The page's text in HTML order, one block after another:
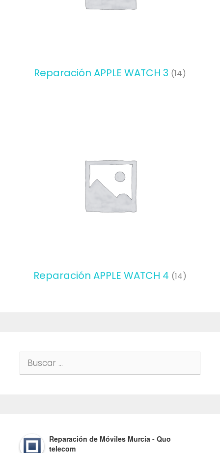
Reparación APPLE WATCH 3 (14)
Reparación APPLE WATCH 4 (14)
Buscar:
Reparación de Móviles Murcia - Quo
telecom